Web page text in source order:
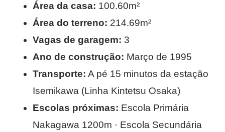
Área da casa: 100.60m²
Área do terreno: 214.69m²
Vagas de garagem: 3
Ano de construção: Março de 1995
Transporte: A pé 15 minutos da estação
Isemikawa (Linha Kintetsu Osaka)
Escolas próximas: Escola Primária
Nakagawa 1200m · Escola Secundária